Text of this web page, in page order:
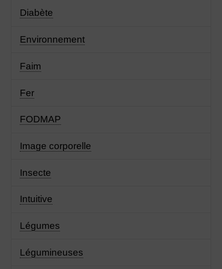
Diabète
Environnement
Faim
Fer
FODMAP
Image corporelle
Insecte
Intuitive
Légumes
Légumineuses